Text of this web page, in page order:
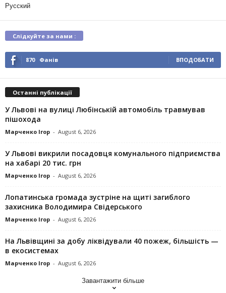
Русский
Слідкуйте за нами :
870 Фанів ВПОДОБАТИ
Останні публікації
У Львові на вулиці Любінській автомобіль травмував
пішохода
Марченко Ігор - August 6, 2026
У Львові викрили посадовця комунального підприємства
на хабарі 20 тис. грн
Марченко Ігор - August 6, 2026
Лопатинська громада зустріне на щиті загиблого
захисника Володимира Свідерського
Марченко Ігор - August 6, 2026
На Львівщині за добу ліквідували 40 пожеж, більшість —
в екосистемах
Марченко Ігор - August 6, 2026
Завантажити більше